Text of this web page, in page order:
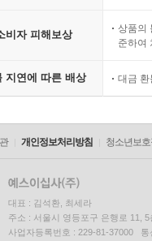
비자 피해보상
상품의
준하여
지연에 따른 배상 대금 환
개인정보처리방침 청소년보호
대표 : 김석환, 최세라
주소 : 서울시 영등포구 은행로 11,
사업자등록번호 : 229-81-37000